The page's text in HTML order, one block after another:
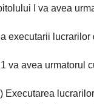
I va avea
executarii lucrarilor
va avea urmatorul
Executarea